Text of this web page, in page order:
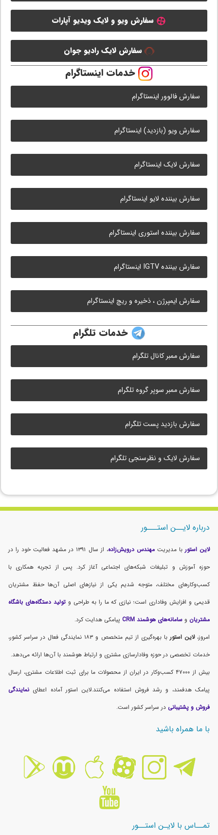
سفارش ویو و لایک ویدیو آپارات
سفارش لایک رادیو جوان
خدمات اینستاگرام
سفارش فالوور اینستاگرام
سفارش ویو (بازدید) اینستاگرام
سفارش لایک اینستاگرام
سفارش بیننده لایو اینستاگرام
سفارش بیننده استوری اینستاگرام
سفارش بیننده IGTV اینستاگرام
سفارش ایمپرژن ، ذخیره و ریچ اینستاگرام
خدمات تلگرام
سفارش ممبر کانال تلگرام
سفارش ممبر سوپر گروه تلگرام
سفارش بازدید پست تلگرام
سفارش لایک و نظرسنجی تلگرام